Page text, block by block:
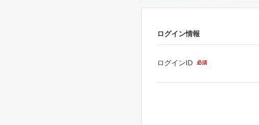
ログイン情報
ログインID 必須